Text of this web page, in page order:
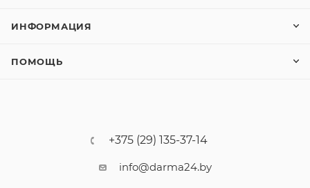
ИНФОРМАЦИЯ
ПОМОЩЬ
+375 (29) 135-37-14
info@darma24.by